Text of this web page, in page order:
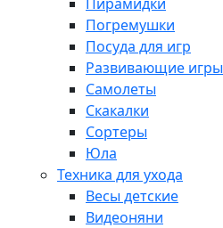
Погремушки
Посуда для игр
Развивающие игры
Самолеты
Скакалки
Сортеры
Юла
Техника для ухода
Весы детские
Видеоняни